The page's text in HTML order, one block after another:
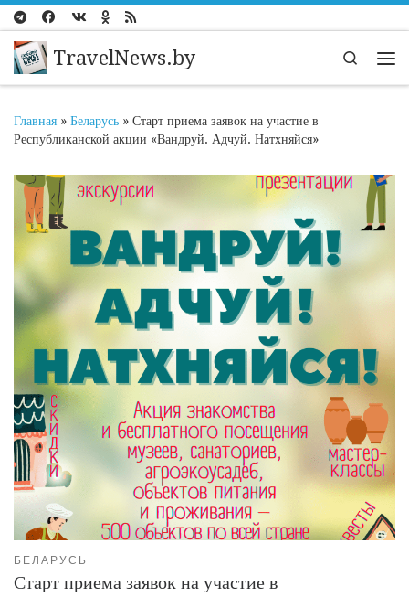
Перейти к содержимому
TravelNews.by
Search
Главная » Беларусь » Старт приема заявок на участие в
Республиканской акции «Вандруй. Адчуй. Натхняйся»
БЕЛАРУСЬ
Старт приема заявок на участие в